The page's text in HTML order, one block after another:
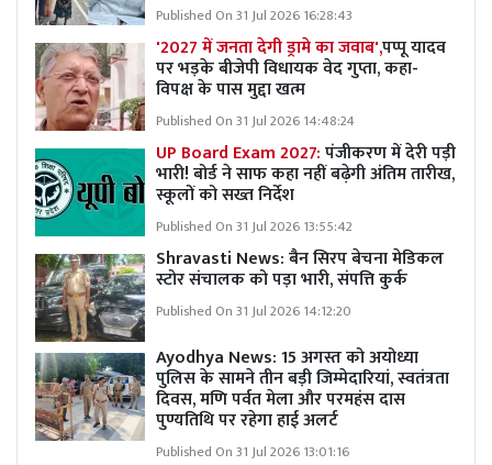
Published On 31 Jul 2026 16:28:43
'2027 में जनता देगी ड्रामे का जवाब',पप्पू यादव
पर भड़के बीजेपी विधायक वेद गुप्ता, कहा-
विपक्ष के पास मुद्दा खत्म
Published On 31 Jul 2026 14:48:24
UP Board Exam 2027:पंजीकरण में देरी पड़ी
भारी! बोर्ड ने साफ कहा नहीं बढ़ेगी अंतिम तारीख,
स्कूलों को सख्त निर्देश
Published On 31 Jul 2026 13:55:42
Shravasti News:बैन सिरप बेचना मेडिकल
स्टोर संचालक को पड़ा भारी, संपत्ति कुर्क
Published On 31 Jul 2026 14:12:20
Ayodhya News: 15 अगस्त को अयोध्या
पुलिस के सामने तीन बड़ी जिम्मेदारियां, स्वतंत्रता
दिवस, मणि पर्वत मेला और परमहंस दास
पुण्यतिथि पर रहेगा हाई अलर्ट
Published On 31 Jul 2026 13:01:16